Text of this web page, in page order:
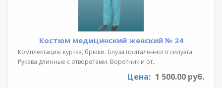
Костюм медицинский женский № 24
Комплектация: куртка, брюки. Блуза приталенного силуэта.
Рукава длинные с отворотами. Воротник и от..
Цена: 1 500.00 руб.